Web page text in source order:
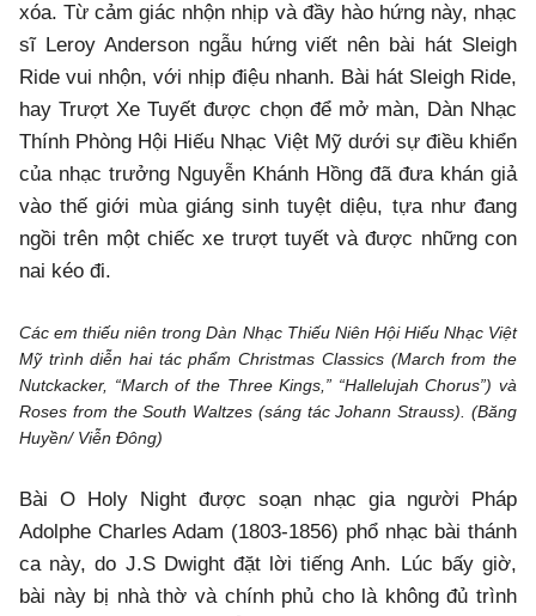
xóa. Từ cảm giác nhộn nhịp và đầy hào hứng này, nhạc
sĩ Leroy Anderson ngẫu hứng viết nên bài hát Sleigh
Ride vui nhộn, với nhịp điệu nhanh. Bài hát Sleigh Ride,
hay Trượt Xe Tuyết được chọn để mở màn, Dàn Nhạc
Thính Phòng Hội Hiếu Nhạc Việt Mỹ dưới sự điều khiển
của nhạc trưởng Nguyễn Khánh Hồng đã đưa khán giả
vào thế giới mùa giáng sinh tuyệt diệu, tựa như đang
ngồi trên một chiếc xe trượt tuyết và được những con
nai kéo đi.
Các em thiếu niên trong Dàn Nhạc Thiếu Niên Hội Hiếu Nhạc Việt
Mỹ trình diễn hai tác phẩm Christmas Classics (March from the
Nutckacker, “March of the Three Kings,” “Hallelujah Chorus”) và
Roses from the South Waltzes (sáng tác Johann Strauss). (Băng
Huyền/ Viễn Đông)
Bài O Holy Night được soạn nhạc gia người Pháp
Adolphe Charles Adam (1803-1856) phổ nhạc bài thánh
ca này, do J.S Dwight đặt lời tiếng Anh. Lúc bấy giờ,
bài này bị nhà thờ và chính phủ cho là không đủ trình